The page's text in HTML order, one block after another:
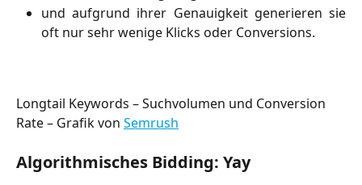
und aufgrund ihrer Genauigkeit generieren sie
oft nur sehr wenige Klicks oder Conversions.
Longtail Keywords – Suchvolumen und Conversion
Rate – Grafik von Semrush
Algorithmisches Bidding: Yay